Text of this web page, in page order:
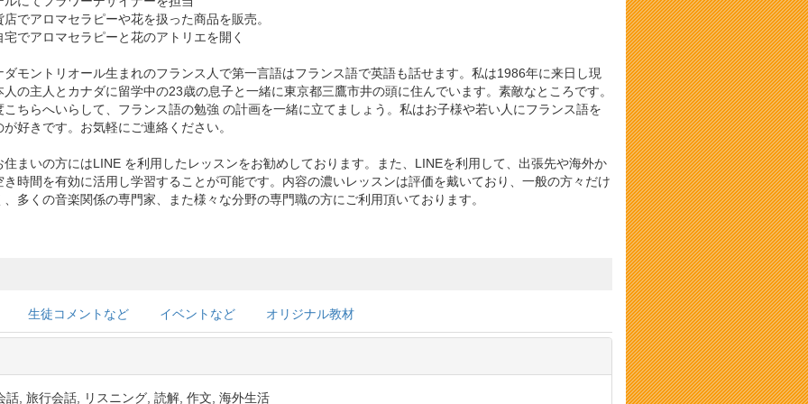
店でアロマセラピーや花を扱った商品を販売。
宅でアロマセラピーと花のアトリエを開く
ダモントリオール生まれのフランス人で第一言語はフランス語で英語も話せます。私は1986年に来日し現
人の主人とカナダに留学中の23歳の息子と一緒に東京都三鷹市井の頭に住んでいます。素敵なところです。
こちらへいらして、フランス語の勉強 の計画を一緒に立てましょう。私はお子様や若い人にフランス語を
好きです。お気軽にご連絡ください。
住まいの方にはLINE を利用したレッスンをお勧めしております。また、LINEを利用して、出張先や海外か
き時間を有効に活用し学習することが可能です。内容の濃いレッスンは評価を戴いており、一般の方々だけ
、多くの音楽関係の専門家、また様々な分野の専門職の方にご利用頂いております。
生徒コメントなど イベントなど オリジナル教材
話, 旅行会話, リスニング, 読解, 作文, 海外生活